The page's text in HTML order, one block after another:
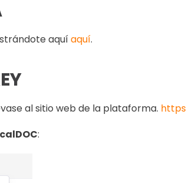
aquíaquí.
al sitio web de la plataforma.
: